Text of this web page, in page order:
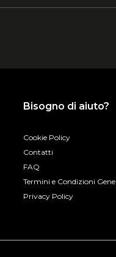
Bisogno di aiuto?
Cookie Policy
Contatti
FAQ
Termini e Condizioni
Privacy Policy